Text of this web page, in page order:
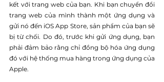
kết với trang web của bạn. Khi bạn chuyển đổi
trang web của mình thành một ứng dụng và
gửi nó đến iOS App Store, sản phẩm của bạn sẽ
bị từ chối. Do đó, trước khi gửi ứng dụng, bạn
phải đảm bảo rằng chỉ đồng bộ hóa ứng dụng
đó với hệ thống mua hàng trong ứng dụng của
Apple.